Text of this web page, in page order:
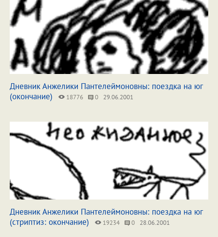
Дневник Анжелики Пантелеймоновны: поездка на юг
(окончание)
18776 0 29.06.2001
Дневник Анжелики Пантелеймоновны: поездка на юг
(стриптиз: окончание)
19234 0 28.06.2001